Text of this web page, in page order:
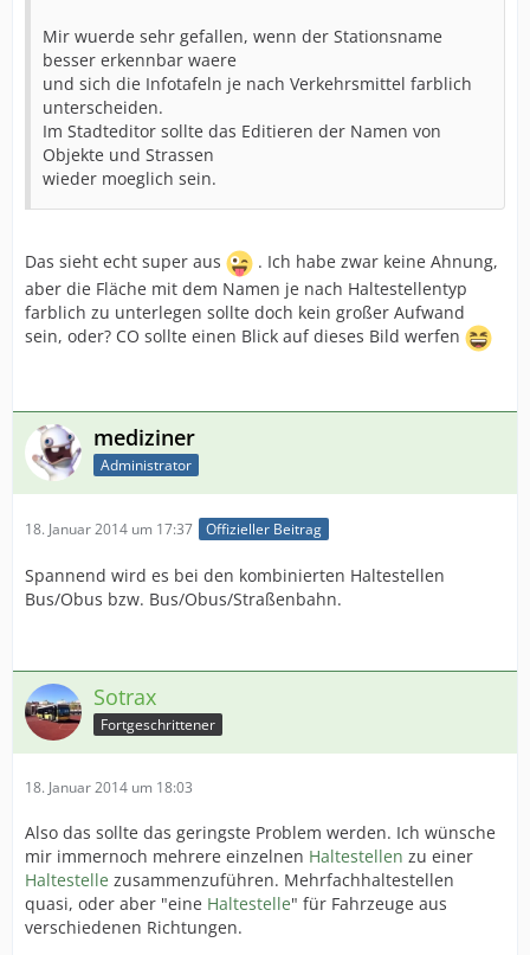
Mir wuerde sehr gefallen, wenn der Stationsname
besser erkennbar waere
und sich die Infotafeln je nach Verkehrsmittel farblich
unterscheiden.
Im Stadteditor sollte das Editieren der Namen von
Objekte und Strassen
wieder moeglich sein.
Das sieht echt super aus
. Ich habe zwar keine Ahnung,
aber die Fläche mit dem Namen je nach Haltestellentyp
farblich zu unterlegen sollte doch kein großer Aufwand
sein, oder? CO sollte einen Blick auf dieses Bild werfen
mediziner
Administrator
18. Januar 2014 um 17:37 Offizieller Beitrag
Spannend wird es bei den kombinierten Haltestellen
Bus/Obus bzw. Bus/Obus/Straßenbahn.
Sotrax
Fortgeschrittener
18. Januar 2014 um 18:03
Also das sollte das geringste Problem werden. Ich wünsche
mir immernoch mehrere einzelnen Haltestellen zu einer
Haltestelle zusammenzuführen. Mehrfachhaltestellen
quasi, oder aber "eine Haltestelle" für Fahrzeuge aus
verschiedenen Richtungen.